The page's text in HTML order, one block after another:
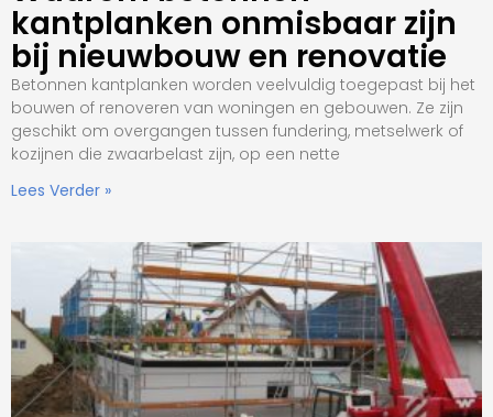
kantplanken onmisbaar zijn
bij nieuwbouw en renovatie
Betonnen kantplanken worden veelvuldig toegepast bij het
bouwen of renoveren van woningen en gebouwen. Ze zijn
geschikt om overgangen tussen fundering, metselwerk of
kozijnen die zwaarbelast zijn, op een nette
Lees Verder »